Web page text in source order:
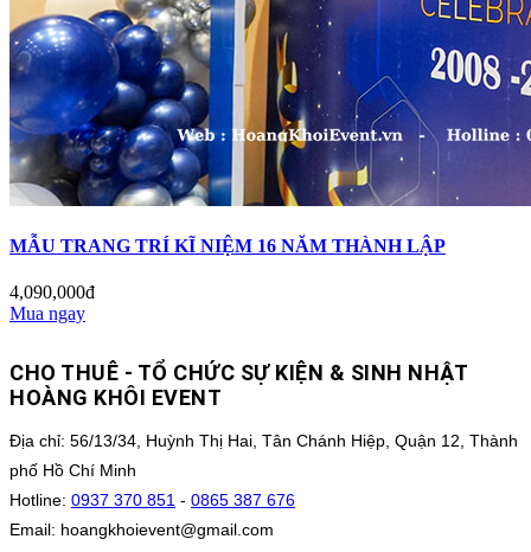
MẪU TRANG TRÍ KĨ NIỆM 16 NĂM THÀNH LẬP
4,090,000đ
Mua ngay
CHO THUÊ - TỔ CHỨC SỰ KIỆN & SINH NHẬT
HOÀNG KHÔI EVENT
Địa chỉ: 56/13/34, Huỳnh Thị Hai, Tân Chánh Hiệp, Quận 12, Thành
phố Hồ Chí Minh
Hotline: 0937 370 851 - 0865 387 676
Email: hoangkhoievent@gmail.com